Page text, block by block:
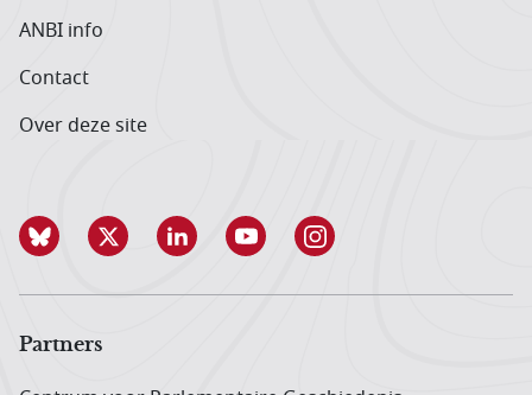
ANBI info
Contact
Over deze site
Partners